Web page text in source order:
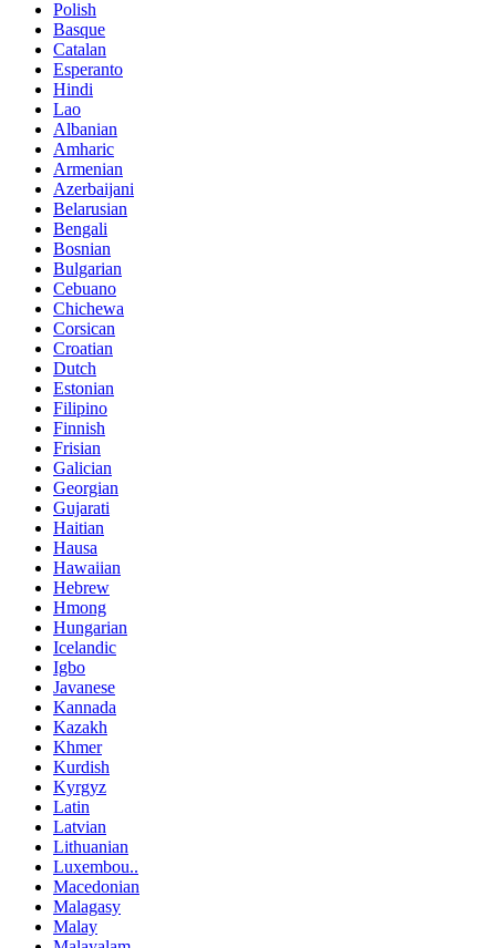
Polish
Basque
Catalan
Esperanto
Hindi
Lao
Albanian
Amharic
Armenian
Azerbaijani
Belarusian
Bengali
Bosnian
Bulgarian
Cebuano
Chichewa
Corsican
Croatian
Dutch
Estonian
Filipino
Finnish
Frisian
Galician
Georgian
Gujarati
Haitian
Hausa
Hawaiian
Hebrew
Hmong
Hungarian
Icelandic
Igbo
Javanese
Kannada
Kazakh
Khmer
Kurdish
Kyrgyz
Latin
Latvian
Lithuanian
Luxembou..
Macedonian
Malagasy
Malay